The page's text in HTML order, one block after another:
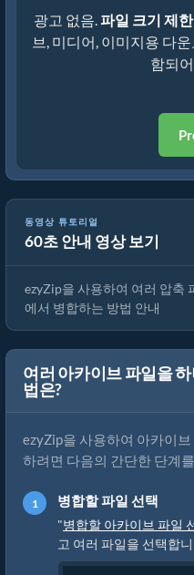
광고 없음.파일 크기 제
브, 미디어, 이미지용 다
함되
동영상 튜토리얼
60초 안내 영상 보기
🗂️ 여러 압축 파일을 온라인에
ezyZip을 사용하여 여러 압축
에서 병합하는 방법 안내
여러 아카이브 파일을
법은?
ezyZip을 사용하여 아카이
하려면 다음의 간단한 단계
병합할 파일 선택
"병합할 아카이브 파일
고 여러 파일을 선택합